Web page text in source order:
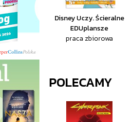
Disney Uczy. Ścieralne
EDUplansze
praca zbiorowa
POLECAMY